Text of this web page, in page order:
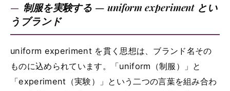
制服を実験する — uniform experiment とい
うブランド
uniform experiment を貫く思想は、ブランド名その
ものに込められています。「uniform（制服）」と
「experiment（実験）」という二つの言葉を組み合わ